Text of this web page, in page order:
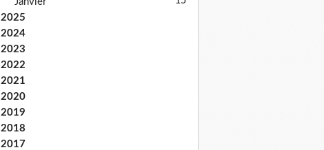
2025
2024
2023
2022
2021
2020
2019
2018
2017